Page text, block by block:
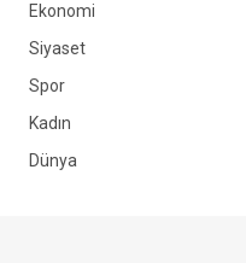
Ekonomi
Siyaset
Spor
Kadın
Dünya